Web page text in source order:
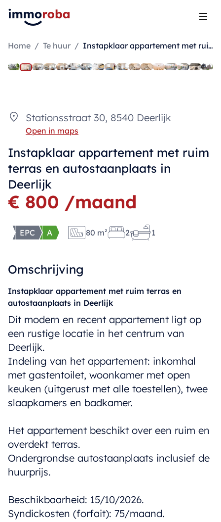
Home / Te huur / Instapklaar appartement met ruim terras en autostaanplaats in Deerlijk
Stationsstraat 30, 8540 Deerlijk
Open in maps
Instapklaar appartement met ruim
terras en autostaanplaats in
Deerlijk
€ 800 /maand
EPC A 80 m² 2 1
Omschrijving
Instapklaar appartement met ruim terras en
autostaanplaats in Deerlijk
Dit modern en recent appartement ligt op
een rustige locatie in het centrum van
Deerlijk.
Indeling van het appartement: inkomhal
met gastentoilet, woonkamer met open
keuken (uitgerust met alle toestellen), twee
slaapkamers en badkamer.
Het appartement beschikt over een ruim en
overdekt terras.
Ondergrondse autostaanplaats inclusief de
huurprijs.
Beschikbaarheid: 15/10/2026.
Syndickosten (forfait): 75/maand.